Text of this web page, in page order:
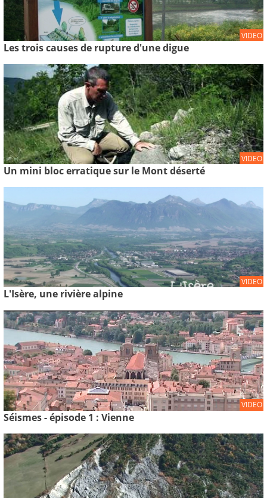
VIDEO
Les trois causes de rupture d'une digue
VIDEO
Un mini bloc erratique sur le Mont déserté
VIDEO
L'Isère, une rivière alpine
VIDEO
Séismes - épisode 1 : Vienne